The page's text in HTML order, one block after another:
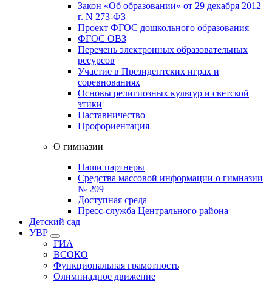
Закон «Об образовании» от 29 декабря 2012
г. N 273-ФЗ
Проект ФГОС дошкольного образования
ФГОС ОВЗ
Перечень электронных образовательных
ресурсов
Участие в Президентских играх и
соревнованиях
Основы религиозных культур и светской
этики
Наставничество
Профориентация
О гимназии
Наши партнеры
Средства массовой информации о гимназии
№ 209
Доступная среда
Пресс-служба Центрального района
Детский сад
УВР
ГИА
ВСОКО
Функциональная грамотность
Олимпиадное движение